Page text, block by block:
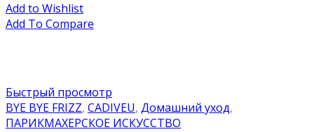
Add to Wishlist
Add To Compare
Быстрый просмотр
BYE BYE FRIZZ, CADIVEU, Домашний уход,
ПАРИКМАХЕРСКОЕ ИСКУССТВО